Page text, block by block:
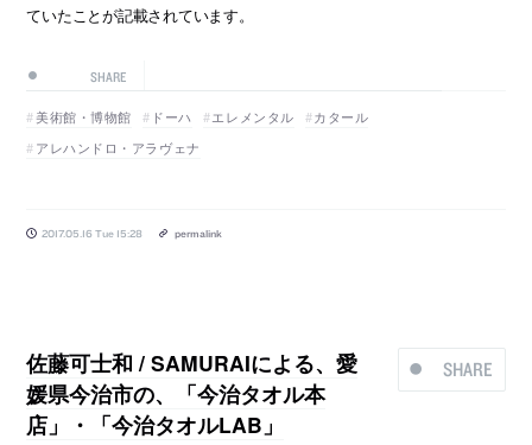
ていたことが記載されています。
SHARE
美術館・博物館 ドーハ エレメンタル
カタール
アレハンドロ・アラヴェナ
2017.05.16 Tue 15:28 permalink
SHARE
佐藤可士和 / SAMURAIによる、愛
媛県今治市の、「今治タオル本
店」・「今治タオルLAB」